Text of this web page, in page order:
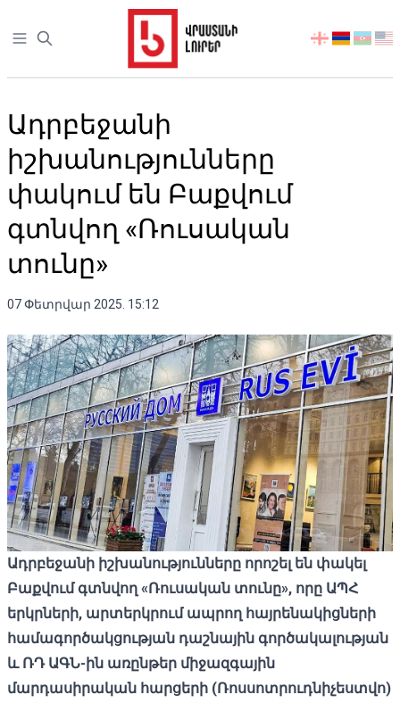
Open sidebar
აირჩიეთ
Ադրբեջանի
իշխանությունները
փակում են Բաքվում
գտնվող «Ռուսական
տունը»
07 Փետրվար 2025. 15:12
Ադրբեջանի իշխանությունները որոշել են փակել
Բաքվում գտնվող «Ռուսական տունը», որը ԱՊՀ
երկրների, արտերկրում ապրող հայրենակիցների
համագործակցության դաշնային գործակալության
և ՌԴ ԱԳՆ-ին առընթեր միջազգային
մարդասիրական հարցերի (Ռոսսոտրուդնիչեստվո)